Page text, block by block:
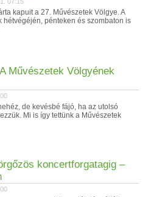
kapuit a 27. Művészetek Völgye. A
hétvégéjén, pénteken és szombaton is
Művészetek Völgyének
de kevésbé fájó, ha az utolsó
Mi is így tettünk a Művészetek
koncertforgatagig –